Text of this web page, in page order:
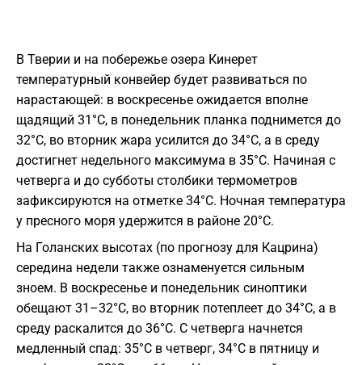
В Тверии и на побережье озера Кинерет
температурный конвейер будет развиваться по
нарастающей: в воскресенье ожидается вполне
щадящий 31°C, в понедельник планка поднимется до
32°C, во вторник жара усилится до 34°C, а в среду
достигнет недельного максимума в 35°C. Начиная с
четверга и до субботы столбики термометров
зафиксируются на отметке 34°C. Ночная температура
у пресного моря удержится в районе 20°C.
На Голанских высотах (по прогнозу для Кацрина)
середина недели также ознаменуется сильным
зноем. В воскресенье и понедельник синоптики
обещают 31–32°C, во вторник потеплеет до 34°C, а в
среду раскалится до 36°C. С четверга начнется
медленный спад: 35°C в четверг, 34°C в пятницу и